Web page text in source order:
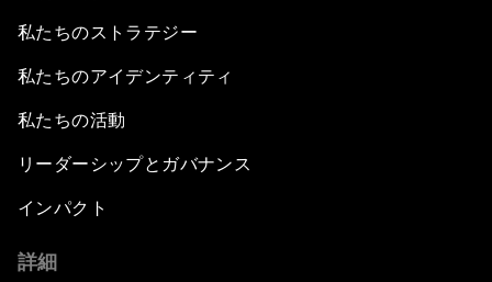
私たちのストラテジー
私たちのアイデンティティ
私たちの活動
リーダーシップとガバナンス
インパクト
詳細